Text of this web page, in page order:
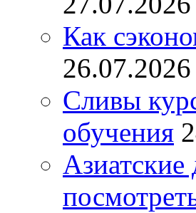
Как
26.07.2026
Сливы
обучения